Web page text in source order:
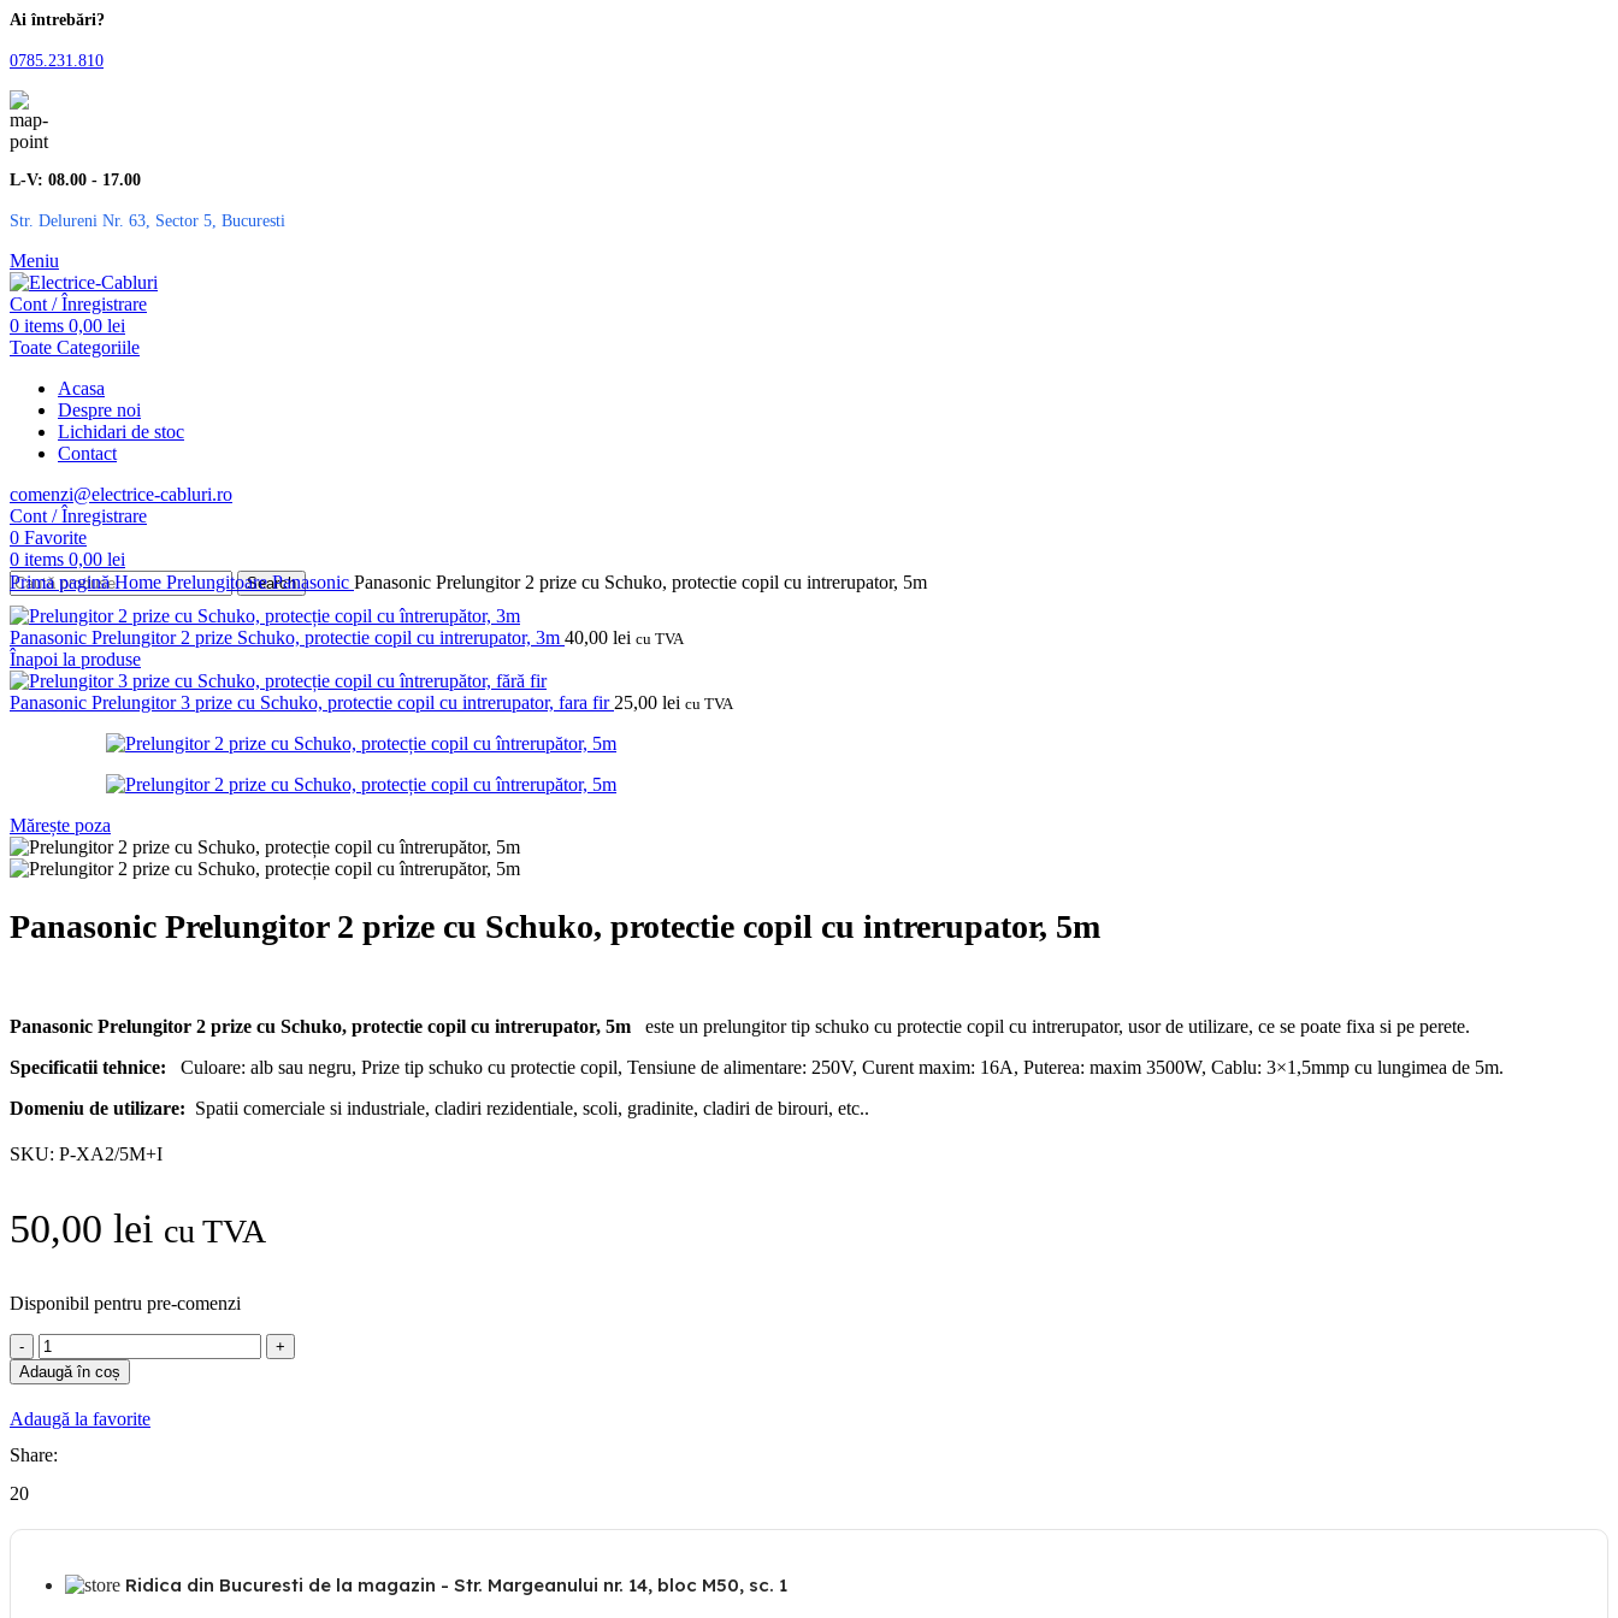
Ai întrebări?
0785.231.810
L-V: 08.00 - 17.00
Str. Delureni Nr. 63, Sector 5, Bucuresti
Meniu
Cont / Înregistrare
0 items 0,00 lei
Toate Categoriile
Acasa
Despre noi
Lichidari de stoc
Contact
comenzi@electrice-cabluri.ro
Cont / Înregistrare
0 Favorite
0 items 0,00 lei
Search
Prima paginăHome PrelungitoarePanasonic Panasonic Prelungitor 2 prize cu Schuko, protectie copil cu intrerupator, 5m
Panasonic Prelungitor 2 prize Schuko, protectie copil cu intrerupator, 3m 40,00 lei cu TVA
Înapoi la produse
Panasonic Prelungitor 3 prize cu Schuko, protectie copil cu intrerupator, fara fir 25,00 lei cu TVA
Mărește poza
Panasonic Prelungitor 2 prize cu Schuko, protectie copil cu intrerupator, 5m
Panasonic Prelungitor 2 prize cu Schuko, protectie copil cu intrerupator, 5m
este un prelungitor tip schuko cu protectie copil cu intrerupator, usor de utilizare, ce se poate fixa si pe perete.
Specificatii tehnice: Culoare: alb sau negru, Prize tip schuko cu protectie copil, Tensiune de alimentare: 250V, Curent maxim: 16A, Puterea: maxim 3500W, Cablu: 3×1,5mmp cu lungimea de 5m.
Domeniu de utilizare: Spatii comerciale si industriale, cladiri rezidentiale, scoli, gradinite, cladiri de birouri, etc..
SKU: P-XA2/5M+I
50,00 lei cu TVA
Disponibil pentru pre-comenzi
Cantitate
Panasonic
Prelungitor
prize
cu
5m
Adaugă în coș
Adaugă la favorite
Share:
20
Ridica din Bucuresti de la magazin - Str. Margeanului nr. 14, bloc M50, sc. 1